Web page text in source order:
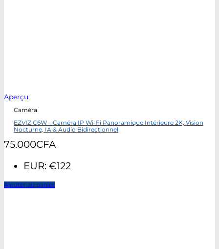
Aperçu
Caméra
EZVIZ C6W – Caméra IP Wi-Fi Panoramique Intérieure 2K, Vision
Nocturne, IA & Audio Bidirectionnel
75.000CFA
EUR: €122
Ajouter au panier